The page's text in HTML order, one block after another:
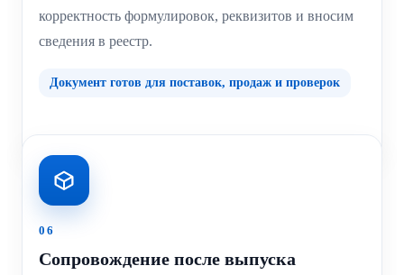
корректность формулировок, реквизитов и вносим
сведения в реестр.
Документ готов для поставок, продаж и проверок
06
Сопровождение после выпуска